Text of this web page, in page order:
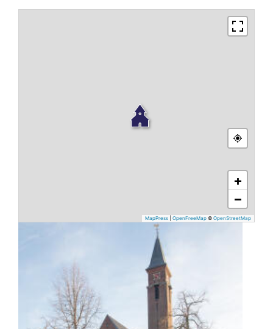
+
−
MapPress OpenFreeMap© OpenStreetMap